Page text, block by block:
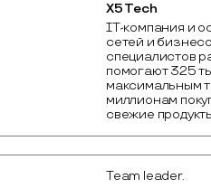
X5 Tech
IT-компания и
сетей и
специалистов
помогают 325
максимальным
миллионам
свежие
Team leader.